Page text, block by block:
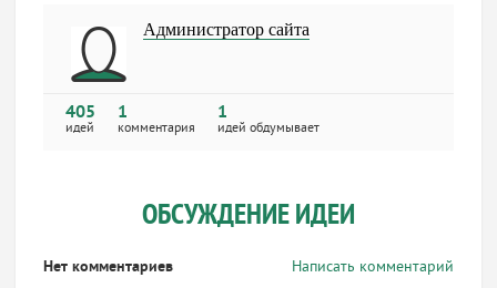
Администратор сайта
405
идей
1
комментария
1
идей обдумывает
ОБСУЖДЕНИЕ ИДЕИ
Написать комментарий
Нет комментариев